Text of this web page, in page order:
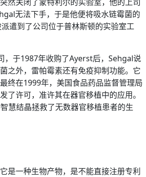
无法下手，于是他便将吸水链霉菌的
遣到了公司位于普林斯顿的实验室工
，于1987年收购了Ayerst后，Sehgal说
之外，雷帕霉素还有免疫抑制功能。它
终在1999年，美国食品药品监督管理局
许可，准许其在器官移植中的应用。
慧结晶拯救了无数器官移植患者的生
是一种生物产物，是不能直接注册专利